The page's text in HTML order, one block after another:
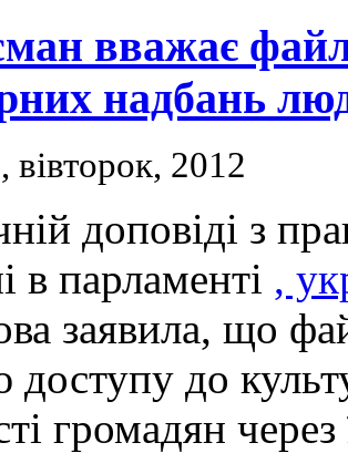
вважає
надбань
вівторок, 2012
доповіді з
в парламенті ,
заявила, що
до
громадян через